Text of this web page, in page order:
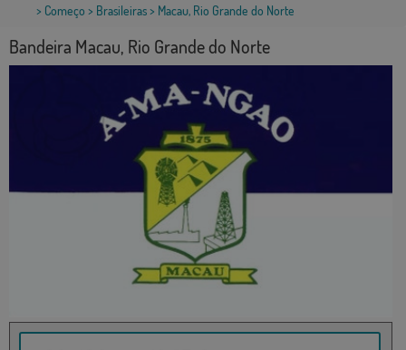
> Começo > Brasileiras> Macau, Rio Grande do Norte
Bandeira Macau, Rio Grande do Norte